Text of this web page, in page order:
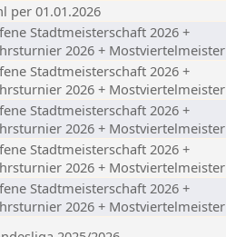
per 01.01.2026
Stadtmeisterschaft 2026 +
2026 + Mostviertelmeister
Stadtmeisterschaft 2026 +
2026 + Mostviertelmeister
Stadtmeisterschaft 2026 +
2026 + Mostviertelmeister
Stadtmeisterschaft 2026 +
2026 + Mostviertelmeister
Stadtmeisterschaft 2026 +
2026 + Mostviertelmeister